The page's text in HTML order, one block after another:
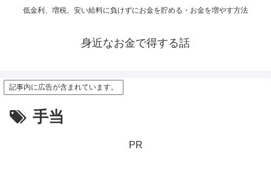
低金利、増税、安い給料に負けずにお金を貯める・お金を増やす方法
身近なお金で得する話
記事内に広告が含まれています。
手当
PR